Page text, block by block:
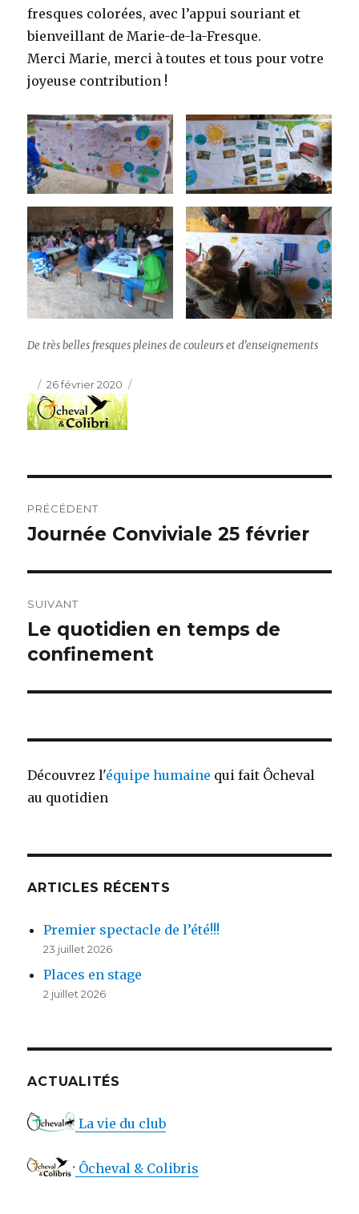
fresques colorées, avec l’appui souriant et
bienveillant de Marie-de-la-Fresque.
Merci Marie, merci à toutes et tous pour votre
joyeuse contribution !
De très belles fresques pleines de couleurs et d’enseignements
Publié
le
26 février 2020
de
PRÉCÉDENT
Article
Journée Conviviale 25 février
SUIVANT
Article
suivant :
Le quotidien en temps de
confinement
Découvrez l'équipe humaine qui fait Ôcheval
au quotidien
ARTICLES RÉCENTS
Premier spectacle de l’été!!!
23 juillet 2026
Places en stage
2 juillet 2026
ACTUALITÉS
La vie du club
Ôcheval & Colibris